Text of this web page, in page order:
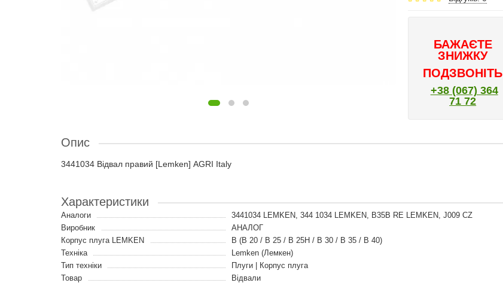
БАЖАЄТЕ
ЗНИЖКУ
ПОДЗВОНІТЬ
+38 (067) 364
71 72
Опис
3441034 Відвал правий [Lemken] AGRI Italy
Характеристики
Аналоги
3441034 LEMKEN, 344 1034 LEMKEN, B35B RE LEMKEN, J009 CZ
Виробник
АНАЛОГ
Корпус плуга LEMKEN
B (B 20 / B 25 / B 25H / B 30 / B 35 / B 40)
Техніка
Lemken (Лемкен)
Тип техніки
Плуги | Корпус плуга
Товар
Відвали